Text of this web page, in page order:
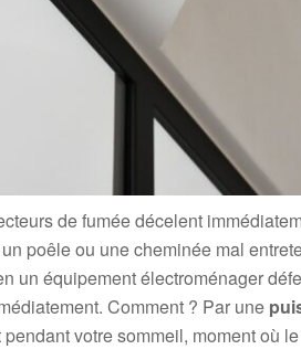
de fumée décelent
poêle ou une cheminée mal
un équipement électroménager
Comment ? Par une
pendant votre sommeil, moment où